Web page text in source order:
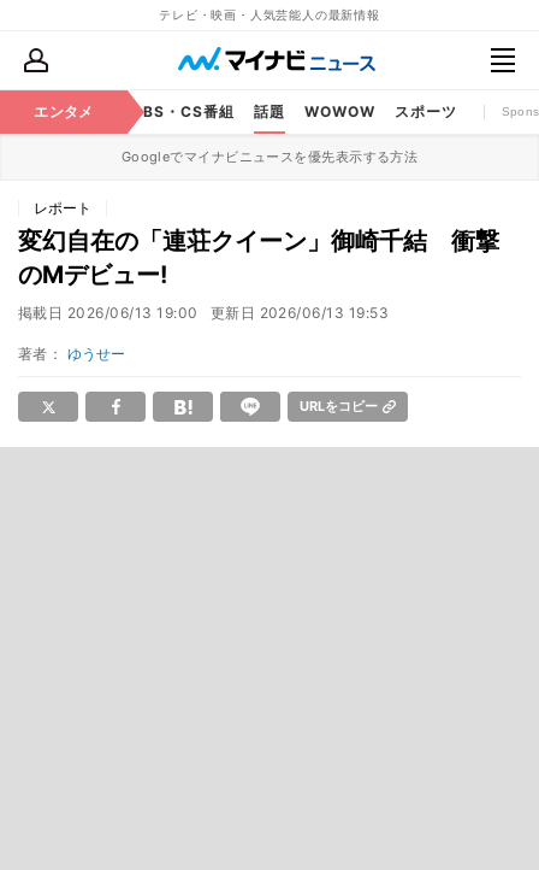
テレビ・映画・人気芸能人の最新情報
エンタメ
映画 YouTube BS・CS番組 話題 WOWOW スポーツ
Googleでマイナビニュースを優先表示する方法
レポート
変幻自在の「連荘クイーン」御崎千結 衝撃
のMデビュー!
掲載日 2026/06/13 19:00 更新日 2026/06/13 19:53
著者： ゆうせー
URLをコピー